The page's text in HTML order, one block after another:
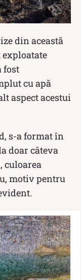
din această
exploatate
fost
cu apă
aspect acestui
s-a format în
doar câteva
culoarea
motiv pentru